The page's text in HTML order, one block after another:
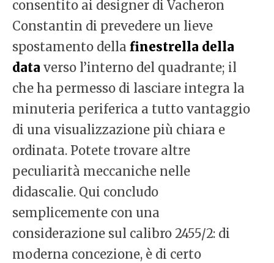
consentito ai designer di Vacheron
Constantin di prevedere un lieve
spostamento della finestrella della
data verso l’interno del quadrante; il
che ha permesso di lasciare integra la
minuteria periferica a tutto vantaggio
di una visualizzazione più chiara e
ordinata. Potete trovare altre
peculiarità meccaniche nelle
didascalie. Qui concludo
semplicemente con una
considerazione sul calibro 2455/2: di
moderna concezione, è di certo